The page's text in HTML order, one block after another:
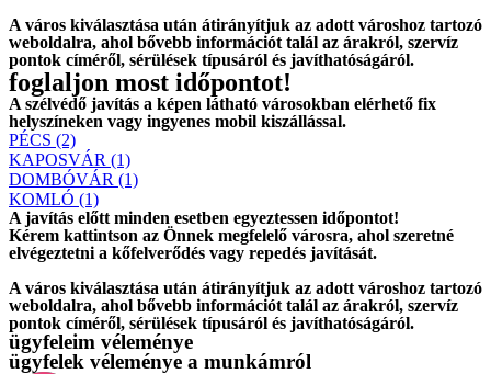
A város kiválasztása után átirányítjuk az adott városhoz tartozó
weboldalra, ahol bővebb információt talál az árakról, szervíz
pontok címéről, sérülések típusáról és javíthatóságáról.
foglaljon most időpontot!
A szélvédő javítás a képen látható városokban elérhető fix
helyszíneken vagy ingyenes mobil kiszállással.
PÉCS (2)
KAPOSVÁR (1)
DOMBÓVÁR (1)
KOMLÓ (1)
A javítás előtt minden esetben egyeztessen időpontot!
Kérem kattintson az Önnek megfelelő városra, ahol szeretné
elvégeztetni a kőfelverődés vagy repedés javítását.
A város kiválasztása után átirányítjuk az adott városhoz tartozó
weboldalra, ahol bővebb információt talál az árakról, szervíz
pontok címéről, sérülések típusáról és javíthatóságáról.
ügyfeleim véleménye
ügyfelek véleménye a munkámról